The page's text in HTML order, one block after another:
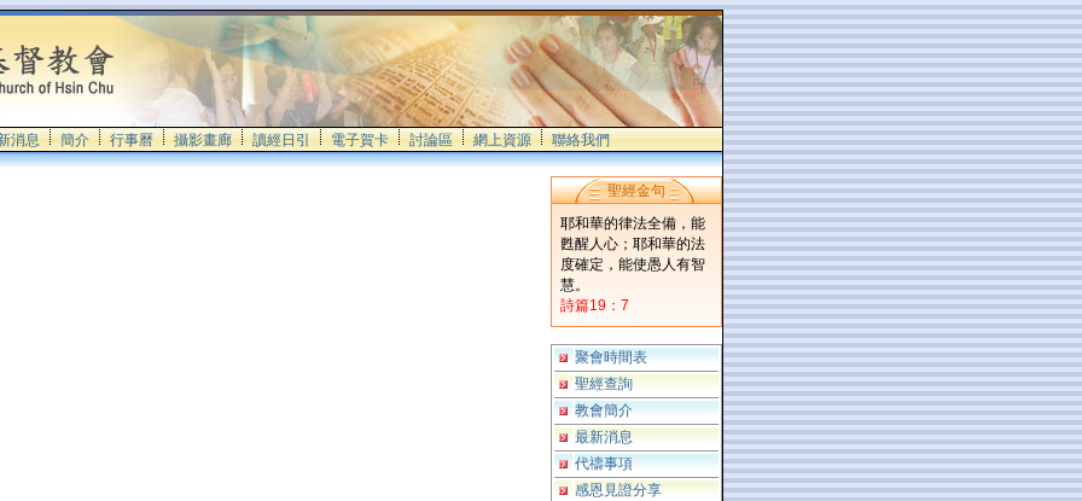
消息 簡介 行事曆 攝影畫廊 讀經日引 電子賀卡 討論區 網上資源 聯絡我們
聖經金句
耶和華的律法全備，能
甦醒人心；耶和華的法
度確定，能使愚人有智
慧。
詩篇19：7
聚會時間表
聖經查詢
教會簡介
最新消息
代禱事項
感恩見證分享